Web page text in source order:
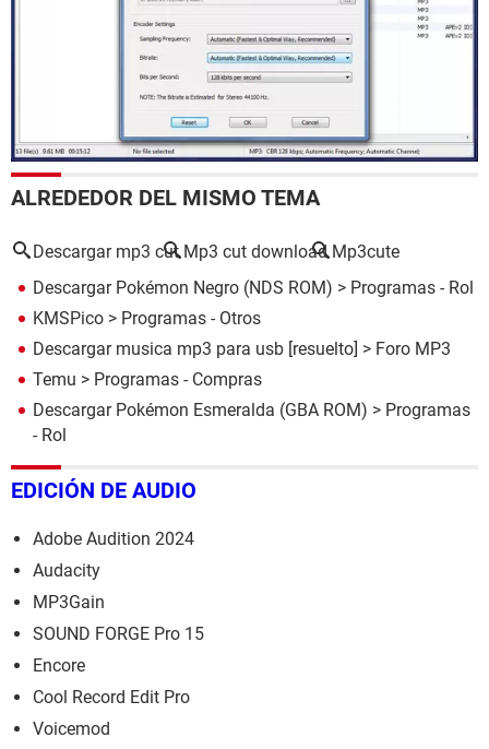
ALREDEDOR DEL MISMO TEMA
Descargar mp3 cut Mp3 cut download Mp3cute
Descargar Pokémon Negro (NDS ROM) > Programas - Rol
KMSPico > Programas - Otros
Descargar musica mp3 para usb [resuelto] > Foro MP3
Temu > Programas - Compras
Descargar Pokémon Esmeralda (GBA ROM) > Programas
- Rol
EDICIÓN DE AUDIO
Adobe Audition 2024
Audacity
MP3Gain
SOUND FORGE Pro 15
Encore
Cool Record Edit Pro
Voicemod